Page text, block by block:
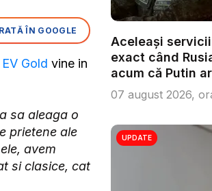
ÎN GOOGLE
EV Gold vine in
sa aleaga o
prietene ale
avem
si clasice, cat
Aceleași
exact când
acum că Putin
07 august 2026,
UPDATE